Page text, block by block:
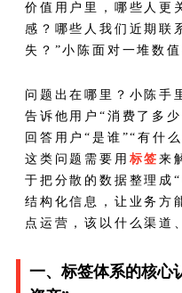
价值用户里，哪些人更
感？哪些人我们近期联
失？”小陈面对一堆数
问题出在哪里？小陈手
告诉他用户“消费了多
回答用户“是谁”“有什
这类问题需要用 标签来
于把分散的数据整理成
结构化信息，让业务方
点运营，该以什么渠道
一、标签体系的核心